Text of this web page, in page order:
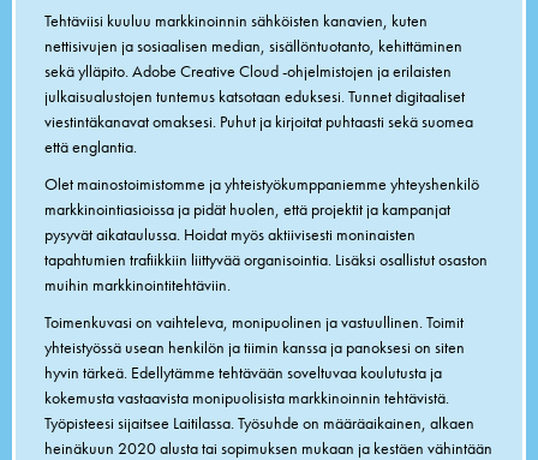
Tehtäviisi kuuluu markkinoinnin sähköisten kanavien, kuten
nettisivujen ja sosiaalisen median, sisällöntuotanto, kehittäminen
sekä ylläpito. Adobe Creative Cloud -ohjelmistojen ja erilaisten
julkaisualustojen tuntemus katsotaan eduksesi. Tunnet digitaaliset
viestintäkanavat omaksesi. Puhut ja kirjoitat puhtaasti sekä suomea
että englantia.
Olet mainostoimistomme ja yhteistyökumppaniemme yhteyshenkilö
markkinointiasioissa ja pidät huolen, että projektit ja kampanjat
pysyvät aikataulussa. Hoidat myös aktiivisesti moninaisten
tapahtumien trafiikkiin liittyvää organisointia. Lisäksi osallistut osaston
muihin markkinointitehtäviin.
Toimenkuvasi on vaihteleva, monipuolinen ja vastuullinen. Toimit
yhteistyössä usean henkilön ja tiimin kanssa ja panoksesi on siten
hyvin tärkeä. Edellytämme tehtävään soveltuvaa koulutusta ja
kokemusta vastaavista monipuolisista markkinoinnin tehtävistä.
Työpisteesi sijaitsee Laitilassa. Työsuhde on määräaikainen, alkaen
heinäkuun 2020 alusta tai sopimuksen mukaan ja kestäen vähintään